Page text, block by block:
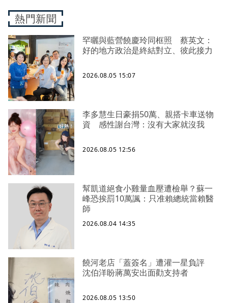
熱門新聞
罕曬與藍營饒慶玲同框照 蔡英文：
好的地方政治是終結對立、彼此接力
2026.08.05 15:07
李多慧生日豪捐50萬、親搭卡車送物
資 感性謝台灣：沒有大家就沒我
2026.08.05 12:56
幫凱道絕食小雞量血壓遭檢舉？蘇一
峰恐挨罰10萬諷：只准賴總統當賴醫
師
2026.08.04 14:35
饒河老店「蓋簽名」遭灌一星負評
沈伯洋盼蔣萬安出面勸支持者
2026.08.05 13:50